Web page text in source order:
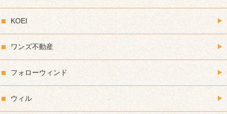
KOEI
ワンズ不動産
フォローウィンド
ウィル